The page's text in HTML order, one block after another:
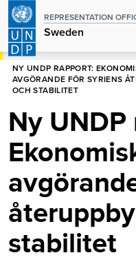
Hoppa
huvudinnehåll
REPRESENTATION
Sweden
HEMSWEDEN
NY UNDP RAPPORT:
AVGÖRANDE FÖR SYRIENS
OCH STABILITET
Ny
stabilitet